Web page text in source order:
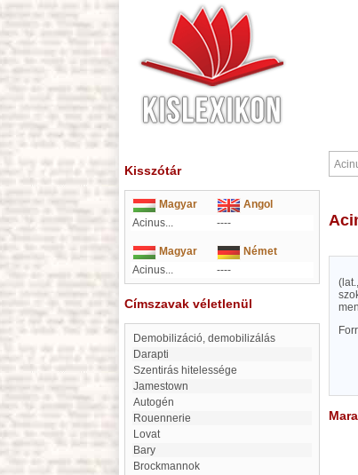
Kisszótár
Magyar
Angol
Acinus...
----
Magyar
Német
Acinus...
----
Címszavak véletlenül
demobilizáció, demobilizálás
Darapti
Szentirás hitelessége
Jamestown
Autogén
Rouennerie
Lovat
Bary
Brockmannok